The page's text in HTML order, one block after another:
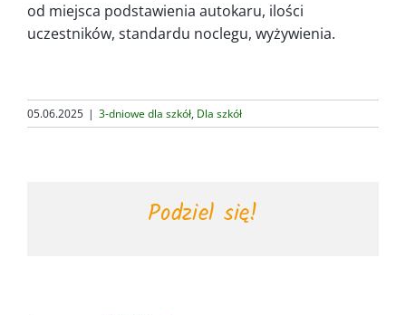
od miejsca podstawienia autokaru, ilości
uczestników, standardu noclegu, wyżywienia.
05.06.2025 | 3-dniowe dla szkół, Dla szkół
Podziel się!